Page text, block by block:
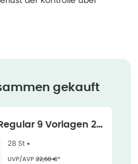
gekauft
9 Vorlagen 28
St28 St •
UVP/AVPEhemaliger Preis (U V P)
22,68 €*